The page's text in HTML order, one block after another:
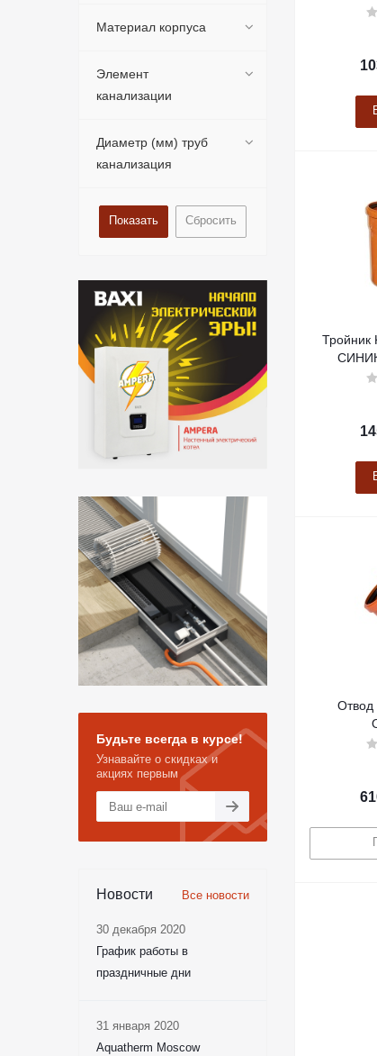
Тройник
Отвод
Материал корпуса
Элемент
канализации
Диаметр (мм) труб
канализация
Сбросить
Будьте всегда в курсе!
Узнавайте о скидках и
акциях первым
Новости Все новости
30 декабря 2020
График работы в
праздничные дни
31 января 2020
Aquatherm Moscow